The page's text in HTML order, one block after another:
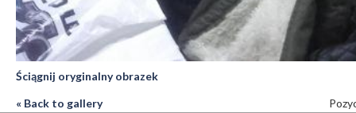
Ściągnij oryginalny obrazek
« Back to gallery